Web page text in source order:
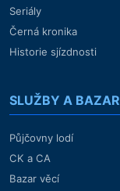
Seriály
Černá kronika
Historie sjízdnosti
SLUŽBY A BAZAR
Půjčovny lodí
CK a CA
Bazar věcí